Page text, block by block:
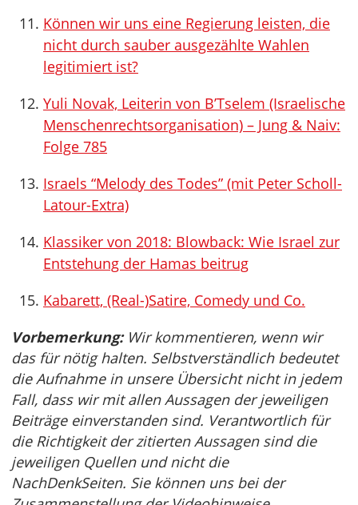
Können wir uns eine Regierung leisten, die
nicht durch sauber ausgezählte Wahlen
legitimiert ist?
Yuli Novak, Leiterin von B’Tselem (Israelische
Menschenrechtsorganisation) – Jung & Naiv:
Folge 785
Israels “Melody des Todes” (mit Peter Scholl-
Latour-Extra)
Klassiker von 2018: Blowback: Wie Israel zur
Entstehung der Hamas beitrug
Kabarett, (Real-)Satire, Comedy und Co.
Vorbemerkung:Wir kommentieren, wenn wir
das für nötig halten. Selbstverständlich bedeutet
die Aufnahme in unsere Übersicht nicht in jedem
Fall, dass wir mit allen Aussagen der jeweiligen
Beiträge einverstanden sind. Verantwortlich für
die Richtigkeit der zitierten Aussagen sind die
jeweiligen Quellen und nicht die
NachDenkSeiten. Sie können uns bei der